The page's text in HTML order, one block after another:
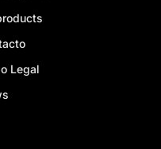
Legal